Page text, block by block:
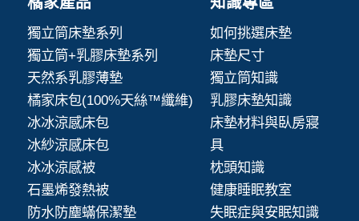
獨立筒床墊系列
獨立筒+乳膠床墊系列
天然系乳膠薄墊
橘家床包(100%天絲™纖維)
冰冰涼感床包
冰紗涼感床包
冰冰涼感被
石墨烯發熱被
防水防塵蟎保潔墊
如何挑選床墊
床墊尺寸
獨立筒知識
乳膠床墊知識
床墊材料與臥房寢
具
枕頭知識
健康睡眠教室
失眠症與安眠知識